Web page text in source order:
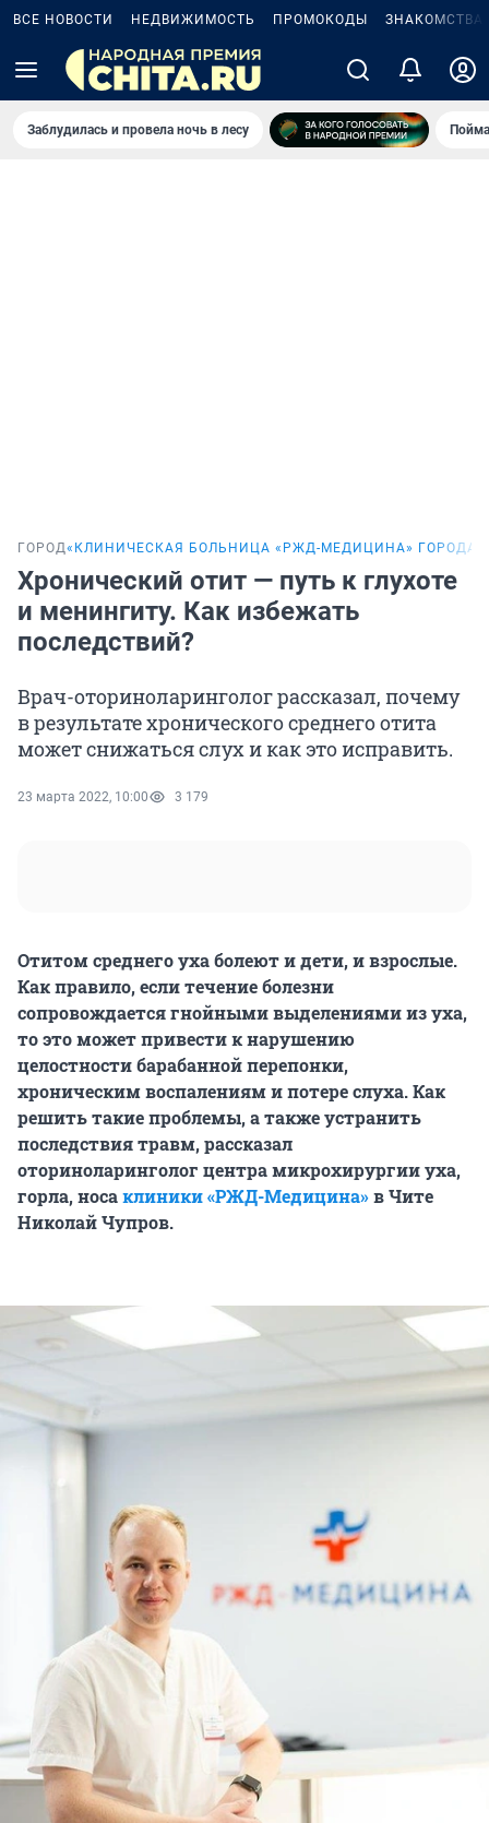
ВСЕ НОВОСТИ НЕДВИЖИМОСТЬ ПРОМОКОДЫ ЗНАКОМСТВА
Заблудилась и провела ночь в лесу
ГОРОД«КЛИНИЧЕСКАЯ БОЛЬНИЦА «РЖД-МЕДИЦИНА» ГОРОДА
Хронический отит — путь к глухоте
и менингиту. Как избежать
последствий?
Врач-оториноларинголог рассказал, почему
в результате хронического среднего отита
может снижаться слух и как это исправить.
23 марта 2022, 10:00 3 179
Отитом среднего уха болеют и дети, и взрослые.
Как правило, если течение болезни
сопровождается гнойными выделениями из уха,
то это может привести к нарушению
целостности барабанной перепонки,
хроническим воспалениям и потере слуха. Как
решить такие проблемы, а также устранить
последствия травм, рассказал
оториноларинголог центра микрохирургии уха,
горла, носаклиники «РЖД-Медицина»в Чите
Николай Чупров.